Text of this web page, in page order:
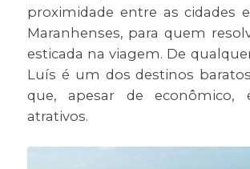
proximidade entre as cidades
Maranhenses, para quem
esticada na viagem. De
Luís é um dos destinos
que, apesar de econômico,
atrativos.